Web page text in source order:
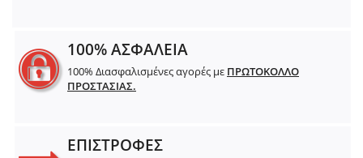
100% ΑΣΦΑΛΕΙΑ
100% Διασφαλισμένες αγορές με ΠΡΩΤΟΚΟΛΛΟ
ΠΡΟΣΤΑΣΙΑΣ.
ΕΠΙΣΤΡΟΦΕΣ